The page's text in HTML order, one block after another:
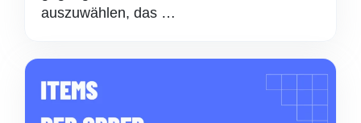
auszuwählen, das …